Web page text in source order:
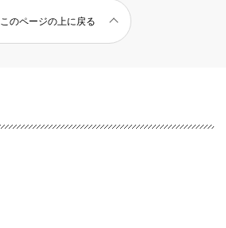
このページの上に戻る